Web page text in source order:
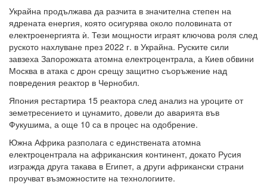
Украйна продължава да разчита в значителна степен на
ядрената енергия, която осигурява около половината от
електроенергията ѝ. Тези мощности играят ключова роля след
руското нахлуване през 2022 г. в Украйна. Руските сили
завзеха Запорожката атомна електроцентрала, а Киев обвини
Москва в атака с дрон срещу защитно съоръжение над
повредения реактор в Чернобил.
Япония рестартира 15 реактора след анализ на уроците от
земетресението и цунамито, довели до аварията във
Фукушима, а още 10 са в процес на одобрение.
Южна Африка разполага с единствената атомна
електроцентрала на африканския континент, докато Русия
изгражда друга такава в Египет, а други африкански страни
проучват възможностите на технологиите.